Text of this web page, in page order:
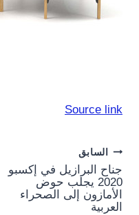
Source link
Post
navigation
السابق
جناح البرازيل في إكسبو
2020 يجلب حوض
الأمازون إلى الصحراء
العربية